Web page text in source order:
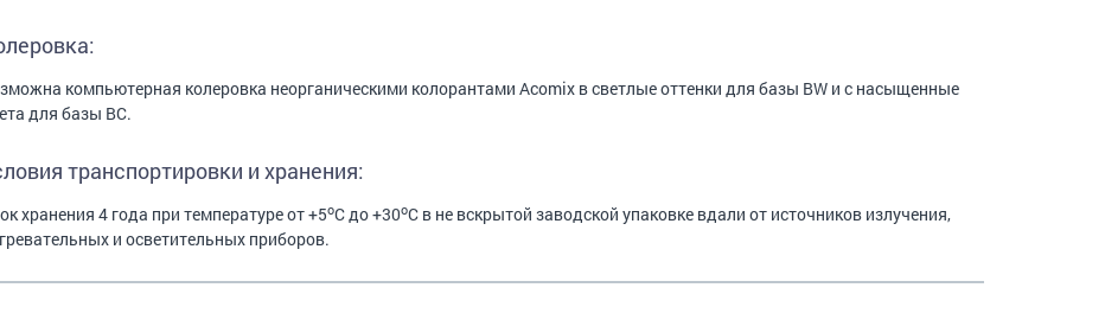
компьютерная колеровка неорганическими колорантами Acomix в светлые оттенки для базы BW и с насыщенные
для базы BC.
транспортировки и хранения:
хранения 4 года при температуре от +5oC до +30oС в не вскрытой заводской упаковке вдали от источников излучения,
и осветительных приборов.